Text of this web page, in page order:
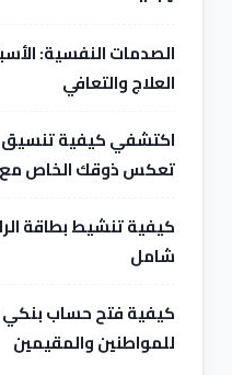
الصدمات النفسية:
العلاج والتعافي
اكتشفي كيفية تنسيق
تعكس ذوقك الخاص مع
كيفية تنشيط بطاقة
شامل
كيفية فتح حساب
للمواطنين والمقيمين